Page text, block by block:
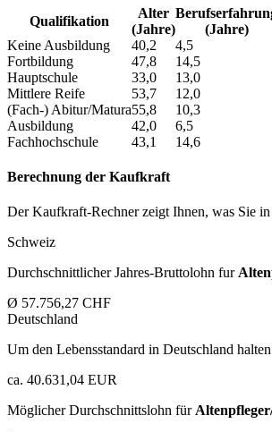
Qualifikation
Alter
(Jahre)
(Jahre)
Keine Ausbildung
40,2 4,5
Fortbildung
47,8 14,5
Hauptschule
33,0 13,0
Mittlere Reife
53,7 12,0
(Fach-) Abitur/Matura55,8 10,3
Ausbildung
42,0 6,5
Fachhochschule
43,1 14,6
Berechnung der Kaufkraft
Der Kaufkraft-Rechner zeigt Ihnen, was Sie
Schweiz
Durchschnittlicher Jahres-Bruttolohn fur
Ø 57.756,27 CHF
Deutschland
Um den Lebensstandard in Deutschland
ca. 40.631,04 EUR
Möglicher Durchschnittslohn für